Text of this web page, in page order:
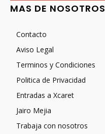
MAS DE NOSOTROS
Contacto
Aviso Legal
Terminos y Condiciones
Politica de Privacidad
Entradas a Xcaret
Jairo Mejia
Trabaja con nosotros